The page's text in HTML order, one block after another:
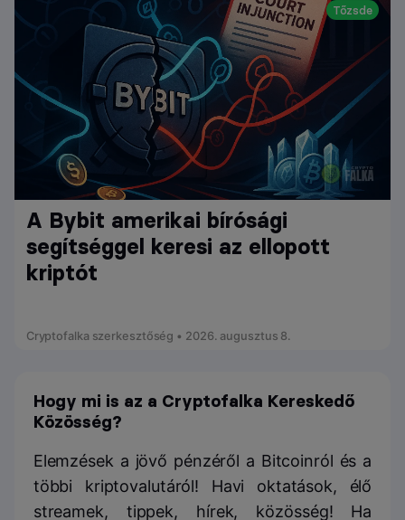
Tőzsde
A Bybit amerikai bírósági
segítséggel keresi az ellopott
kriptót
Cryptofalka szerkesztőség • 2026. augusztus 8.
Hogy mi is az a Cryptofalka Kereskedő
Közösség?
Elemzések a jövő pénzéről a Bitcoinról és a
többi kriptovalutáról! Havi oktatások, élő
streamek, tippek, hírek, közösség! Ha